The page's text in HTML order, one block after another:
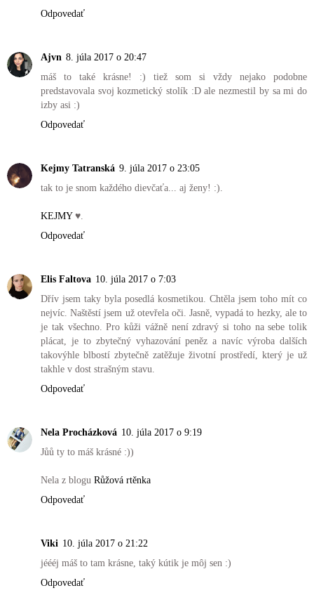
Odpovedať
Ajvn 8. júla 2017 o 20:47
máš to také krásne! :) tiež som si vždy nejako podobne
predstavovala svoj kozmetický stolík :D ale nezmestil by sa mi do
izby asi :)
Odpovedať
Kejmy Tatranská 9. júla 2017 o 23:05
tak to je snom každého dievčaťa... aj ženy! :).
KEJMY♥.
Odpovedať
Elis Faltova 10. júla 2017 o 7:03
Dřív jsem taky byla posedlá kosmetikou. Chtěla jsem toho mít co
nejvíc. Naštěstí jsem už otevřela oči. Jasně, vypadá to hezky, ale to
je tak všechno. Pro kůži vážně není zdravý si toho na sebe tolik
plácat, je to zbytečný vyhazování peněz a navíc výroba dalších
takovýhle blbostí zbytečně zatěžuje životní prostředí, který je už
takhle v dost strašným stavu.
Odpovedať
Nela Procházková 10. júla 2017 o 9:19
Jůů ty to máš krásné :))
Nela z blogu Růžová rtěnka
Odpovedať
Viki 10. júla 2017 o 21:22
jéééj máš to tam krásne, taký kútik je môj sen :)
Odpovedať